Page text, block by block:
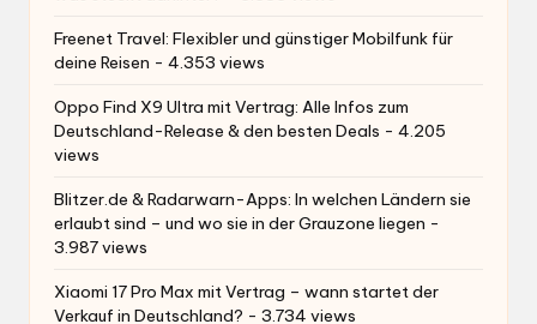
Freenet Travel: Flexibler und günstiger Mobilfunk für
deine Reisen - 4.353 views
Oppo Find X9 Ultra mit Vertrag: Alle Infos zum
Deutschland-Release & den besten Deals - 4.205
views
Blitzer.de & Radarwarn-Apps: In welchen Ländern sie
erlaubt sind – und wo sie in der Grauzone liegen -
3.987 views
Xiaomi 17 Pro Max mit Vertrag – wann startet der
Verkauf in Deutschland? - 3.734 views